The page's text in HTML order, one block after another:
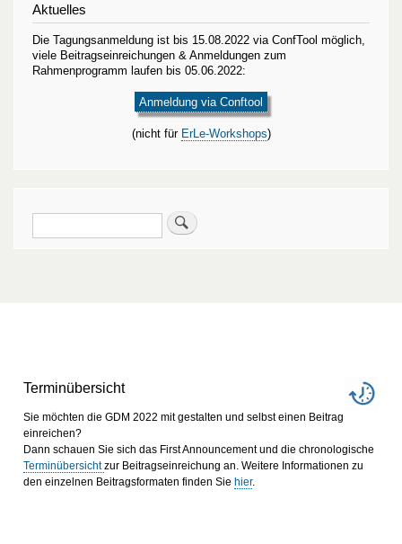
Aktuelles
Die Tagungsanmeldung ist bis 15.08.2022 via ConfTool möglich,
viele Beitragseinreichungen & Anmeldungen zum
Rahmenprogramm laufen bis 05.06.2022:
Anmeldung via Conftool
(nicht für ErLe-Workshops)
Suche
Terminübersicht
Sie möchten die GDM 2022 mit gestalten und selbst einen Beitrag
einreichen?
Dann schauen Sie sich das First Announcement und die chronologische
Terminübersichtzur Beitragseinreichung an. Weitere Informationen zu
den einzelnen Beitragsformaten finden Sie hier.